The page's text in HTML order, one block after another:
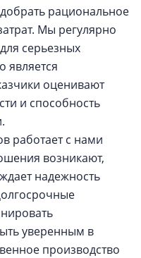
рациональное
Мы регулярно
серьезных
является
оценивают
и способность
работает с нами
возникают,
надежность
уверенным в
производство